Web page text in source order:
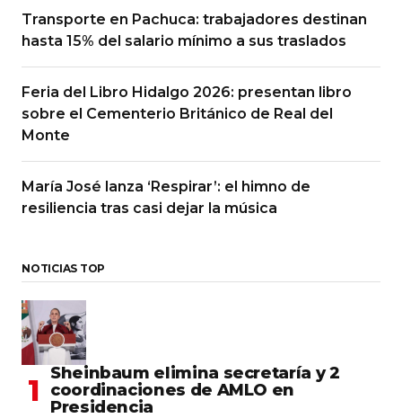
Transporte en Pachuca: trabajadores destinan
hasta 15% del salario mínimo a sus traslados
Feria del Libro Hidalgo 2026: presentan libro
sobre el Cementerio Británico de Real del
Monte
María José lanza ‘Respirar’: el himno de
resiliencia tras casi dejar la música
NOTICIAS TOP
Sheinbaum elimina secretaría y 2
coordinaciones de AMLO en
Presidencia